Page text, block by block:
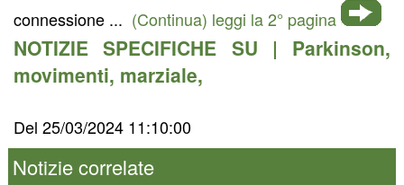
connessione ... (Continua) leggi la 2° pagina
NOTIZIE SPECIFICHE SU | Parkinson,
movimenti, marziale,
Del 25/03/2024 11:10:00
Notizie correlate